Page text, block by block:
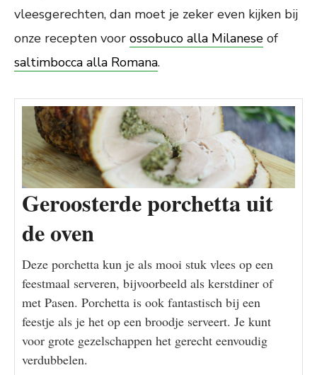
vleesgerechten, dan moet je zeker even kijken bij
onze recepten voor ossobuco alla Milanese of
saltimbocca alla Romana.
Geroosterde porchetta uit
de oven
Deze porchetta kun je als mooi stuk vlees op een
feestmaal serveren, bijvoorbeeld als kerstdiner of
met Pasen. Porchetta is ook fantastisch bij een
feestje als je het op een broodje serveert. Je kunt
voor grote gezelschappen het gerecht eenvoudig
verdubbelen.